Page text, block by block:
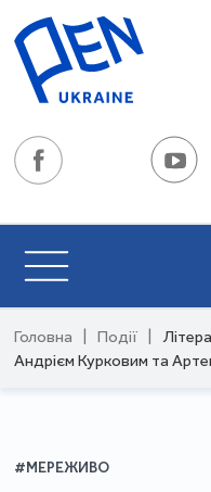
Головна Події
Андрієм Курковим та
#МЕРЕЖИВО